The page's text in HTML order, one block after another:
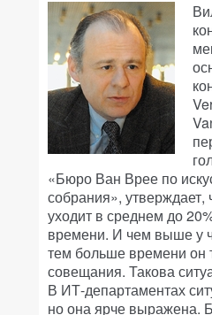
«Бюро Ван Врее по
собрания»,
уходит в среднем до
времени. И чем выше у
тем больше времени он
совещания. Такова
В ИТ-департаментах
но она ярче выражена.